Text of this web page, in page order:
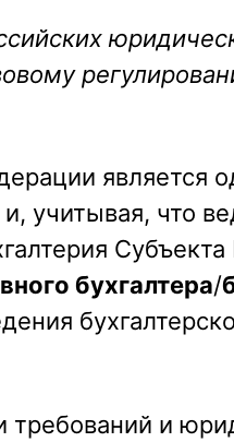
является
учитывая, что
бухгалтера/
требований и